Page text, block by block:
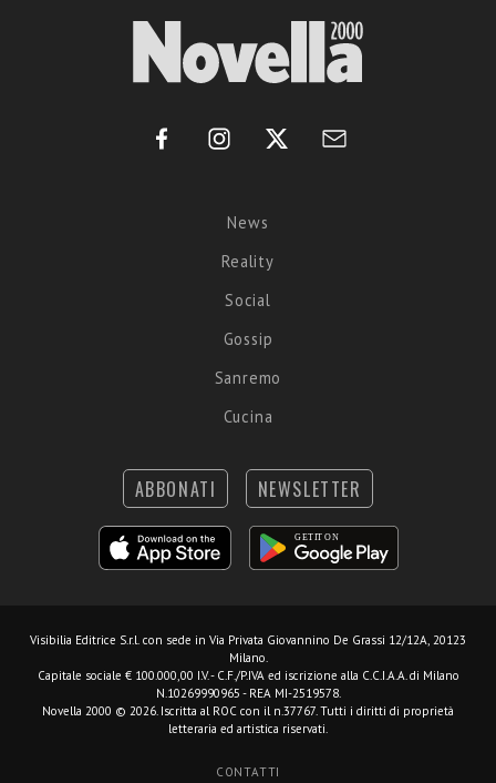
News
Reality
Social
Gossip
Sanremo
Cucina
ABBONATI NEWSLETTER
Visibilia Editrice S.r.l. con sede in Via Privata Giovannino De Grassi 12/12A, 20123
Milano.
Capitale sociale € 100.000,00 I.V. - C.F./P.IVA ed iscrizione alla C.C.I.A.A. di Milano
N.10269990965 - REA MI-2519578.
Novella 2000 © 2026. Iscritta al ROC con il n.37767. Tutti i diritti di proprietà
letteraria ed artistica riservati.
CONTATTI